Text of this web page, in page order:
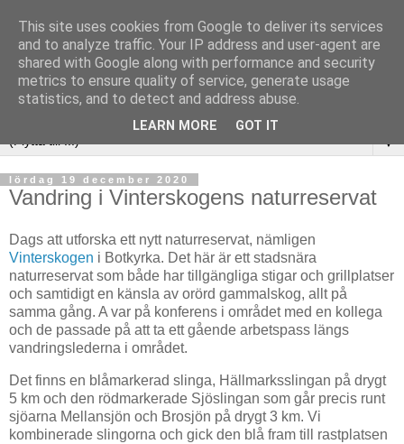
▼
lördag 19 december 2020
Vandring i Vinterskogens naturreservat
Dags att utforska ett nytt naturreservat, nämligen
Vinterskogen i Botkyrka. Det här är ett stadsnära
naturreservat som både har tillgängliga stigar och grillplatser
och samtidigt en känsla av orörd gammalskog, allt på
samma gång. A var på konferens i området med en kollega
och de passade på att ta ett gående arbetspass längs
vandringslederna i området.
Det finns en blåmarkerad slinga, Hällmarksslingan på drygt
5 km och den rödmarkerade Sjöslingan som går precis runt
sjöarna Mellansjön och Brosjön på drygt 3 km. Vi
kombinerade slingorna och gick den blå fram till rastplatsen
This site uses cookies from Google to deliver its services
and to analyze traffic. Your IP address and user-agent are
shared with Google along with performance and security
metrics to ensure quality of service, generate usage
statistics, and to detect and address abuse.
LEARN MORE GOT IT